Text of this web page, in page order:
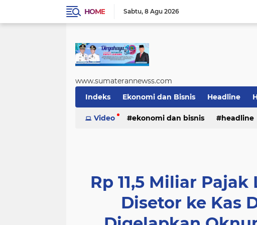
HOME Sabtu 8 Agu 2026
www.sumaterannewss.com
Indeks
Ekonomi dan Bisnis Headline
Sosial dan Budaya Sumsel Update
Video ekonomi dan bisnis headline
Rp 11,5 Miliar
Disetor ke Kas